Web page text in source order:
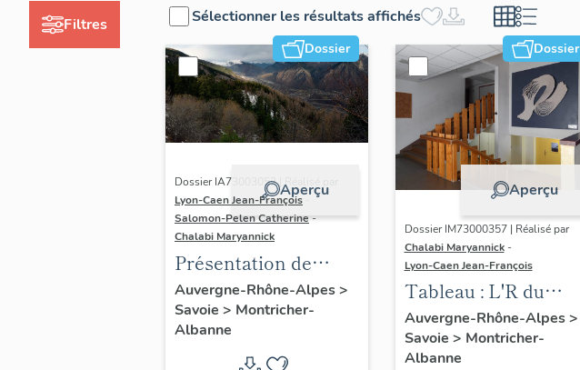
Filtres Sélectionner les résultats affichés
Dossier
Aperçu
Dossier IA73003052 | Réalisé par
Lyon-Caen Jean-François
Salomon-Pelen Catherine-
Chalabi Maryannick
Présentation de
l'aire d'étude les
Karellis
Auvergne-Rhône-Alpes>
Savoie > Montricher-
Albanne
Dossier
Aperçu
Dossier IM73000357 | Réalisé par
Chalabi Maryannick -
Lyon-Caen Jean-François
Tableau : L'R du
temps, l'air du
renouveau
Auvergne-Rhône-Alpes>
Savoie > Montricher-
Albanne